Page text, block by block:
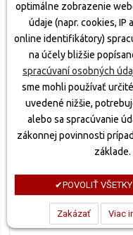
optimálne zobrazenie
údaje (napr. cookies, IP
online identifikátory)
na účely bližšie
spracúvaní osobných
sme mohli používať
uvedené nižšie,
alebo sa spracúvanie
zákonnej povinnosti
základe.
POVOLIŤ
Zakázať Viac
SIMERINGY DO
43 MM),